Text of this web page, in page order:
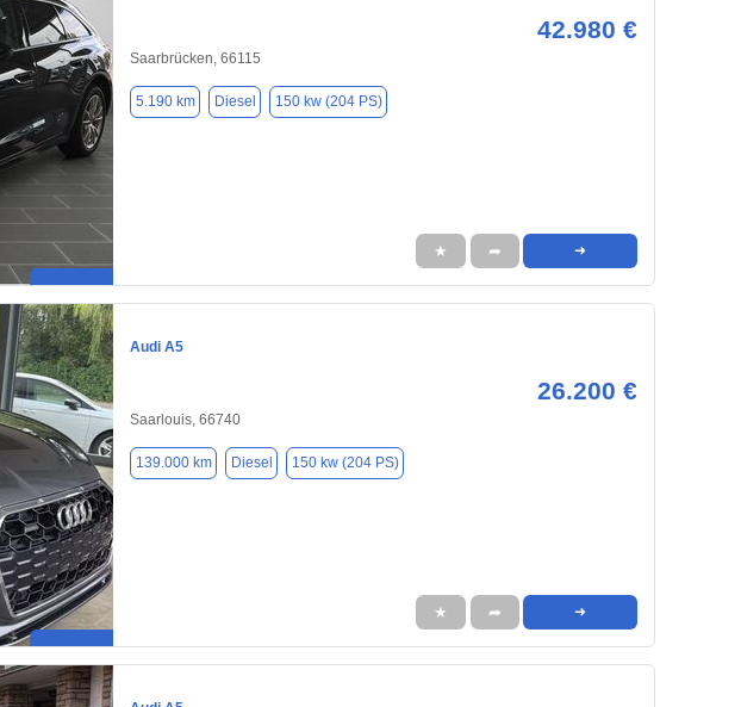
42.980 €
Saarbrücken, 66115
5.190 km Diesel 150 kw (204 PS)
★ ➦ ➜
Audi A5
26.200 €
Saarlouis, 66740
139.000 km Diesel 150 kw (204 PS)
★ ➦ ➜